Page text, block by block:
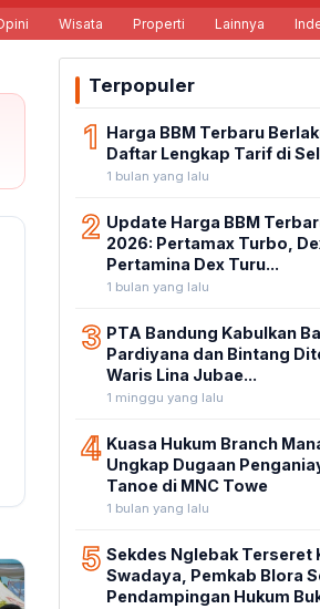
Wisata Properti Lainnya
Terpopuler
1 Harga BBM Terbaru
Daftar Lengkap Tarif di
1 bulan yang lalu
2 Update Harga BBM
2026: Pertamax Turbo,
Pertamina Dex Turu...
1 bulan yang lalu
3 PTA Bandung Kabulkan
Pardiyana dan Bintang
Waris Lina Jubae...
1 minggu yang lalu
4 Kuasa Hukum Branch
Ungkap Dugaan
Tanoe di MNC Towe
1 bulan yang lalu
5 Sekdes Nglebak Terseret
Swadaya, Pemkab Blora
Pendampingan Hukum